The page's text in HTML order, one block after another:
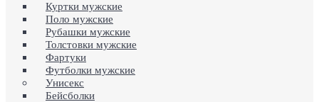
Куртки мужские
Поло мужские
Рубашки мужские
Толстовки мужские
Фартуки
Футболки мужские
Унисекс
Бейсболки